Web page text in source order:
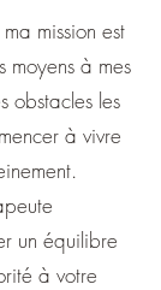
mission est
à mes
obstacles les
à vivre
un équilibre
à votre